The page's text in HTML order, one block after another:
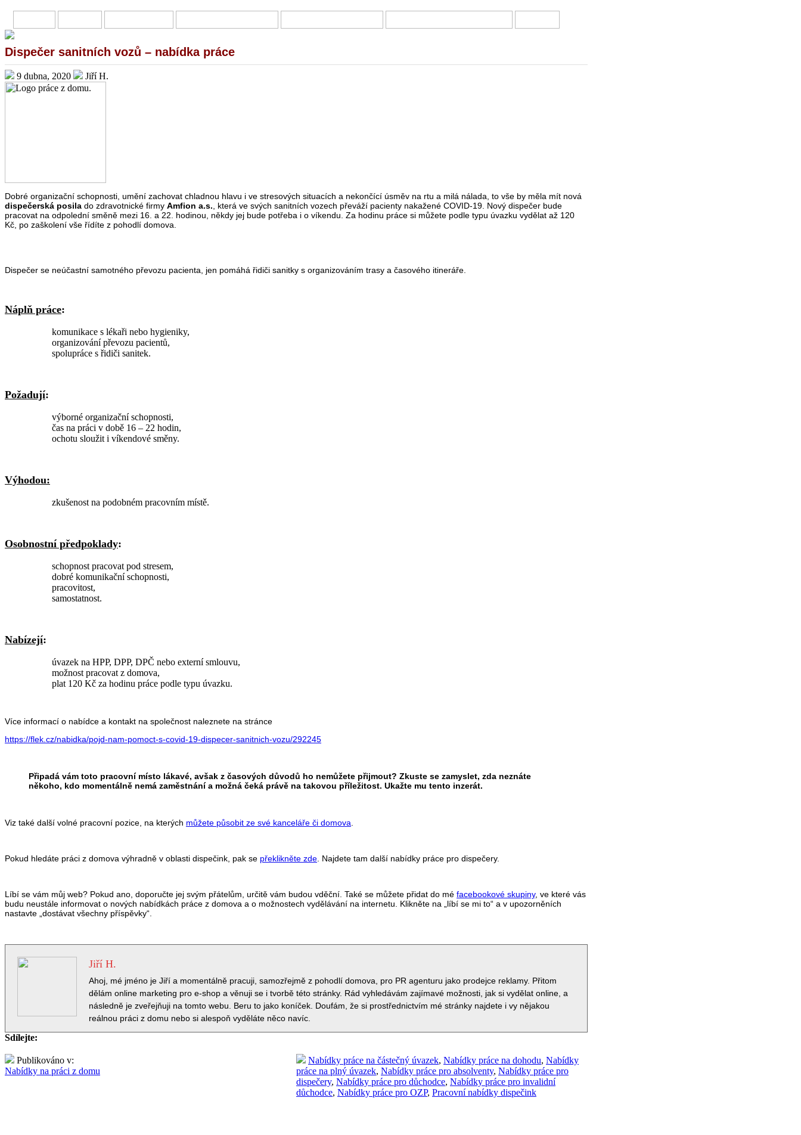
Dispečer sanitních vozů – nabídka práce
9 dubna, 2020 Jiří H.
Dobré organizační schopnosti, umění zachovat chladnou hlavu i ve stresových situacích a nekončící úsměv na rtu a milá nálada, to vše by měla mít nová
dispečerská posila do zdravotnické firmy Amfion a.s. , která ve svých sanitních vozech převáží pacienty nakažené COVID-19. Nový dispečer bude
pracovat na odpolední směně mezi 16. a 22. hodinou, někdy jej bude potřeba i o víkendu. Za hodinu práce si můžete podle typu úvazku vydělat až 120
Kč, po zaškolení vše řídíte z pohodlí domova.
Dispečer se neúčastní samotného převozu pacienta, jen pomáhá řidiči sanitky s organizováním trasy a časového itineráře.
Náplň práce:
komunikace s lékaři nebo hygieniky,
organizování převozu pacientů,
spolupráce s řidiči sanitek.
Požadují:
výborné organizační schopnosti,
čas na práci v době 16 – 22 hodin,
ochotu sloužit i víkendové směny.
Výhodou:
zkušenost na podobném pracovním místě.
Osobnostní předpoklady:
schopnost pracovat pod stresem,
dobré komunikační schopnosti,
pracovitost,
samostatnost.
Nabízejí:
úvazek na HPP, DPP, DPČ nebo externí smlouvu,
možnost pracovat z domova,
plat 120 Kč za hodinu práce podle typu úvazku.
Více informací o nabídce a kontakt na společnost naleznete na stránce
https://flek.cz/nabidka/pojd-nam-pomoct-s-covid-19-dispecer-sanitnich-vozu/292245
Připadá vám toto pracovní místo lákavé, avšak z časových důvodů ho nemůžete přijmout? Zkuste se zamyslet, zda neznáte
někoho, kdo momentálně nemá zaměstnání a možná čeká právě na takovou příležitost. Ukažte mu tento inzerát.
Viz také další volné pracovní pozice, na kterých můžete působit ze své kanceláře či domova
Pokud hledáte práci z domova výhradně v oblasti dispečink, pak se překlikněte zde . Najdete tam další nabídky práce pro dispečery.
Líbí se vám můj web? Pokud ano, doporučte jej svým přátelům, určitě vám budou vděční. Také se můžete přidat do mé facebookové skupiny, ve které vás
budu neustále informovat o nových nabídkách práce z domova a o možnostech vydělávání na internetu. Klikněte na „líbí se mi to“ a v upozorněních
nastavte „dostávat všechny příspěvky“.
Jiří H.
Ahoj, mé jméno je Jiří a momentálně pracuji, samozřejmě z pohodlí domova, pro PR agenturu jako prodejce reklamy. Přitom
dělám online marketing pro e-shop a věnuji se i tvorbě této stránky. Rád vyhledávám zajímavé možnosti, jak si vydělat online, a
následně je zveřejňuji na tomto webu. Beru to jako koníček. Doufám, že si prostřednictvím mé stránky najdete i vy nějakou
reálnou práci z domu nebo si alespoň vyděláte něco navíc.
Sdílejte:
Publikováno v:
Nabídky na práci z domu
Nabídky práce na částečný úvazek, Nabídky práce na dohodu, Nabídky
práce na plný úvazek, Nabídky práce pro absolventy, Nabídky práce pro
dispečery, Nabídky práce pro důchodce, Nabídky práce pro invalidní
důchodce, Nabídky práce pro OZP, Pracovní nabídky dispečink